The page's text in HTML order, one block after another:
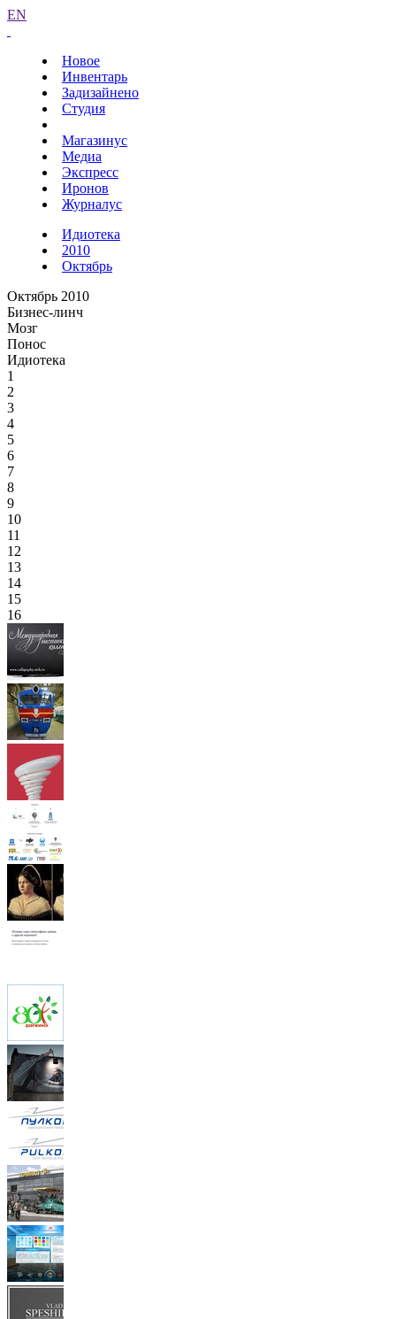
EN
Новое
Инвентарь
Задизайнено
Студия
Магазинус
Медиа
Экспресс
Иронов
Журналус
Идиотека
2010
Октябрь
Октябрь 2010
Бизнес-линч
Мозг
Понос
Идиотека
1
2
3
4
5
6
7
8
9
10
11
12
13
14
15
16